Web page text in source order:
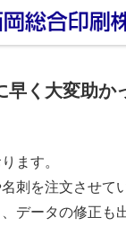
ト印刷通販・オンデマ
早く大変助か
ます。
刺を注文させて
データの修正も